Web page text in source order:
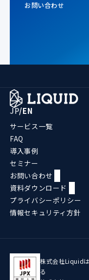
お問い合わせ
JP/EN
サービス一覧
FAQ
導入事例
セミナー
お問い合わせ
資料ダウンロード
プライバシーポリシー
情報セキュリティ方針
株式会社Liquid
る